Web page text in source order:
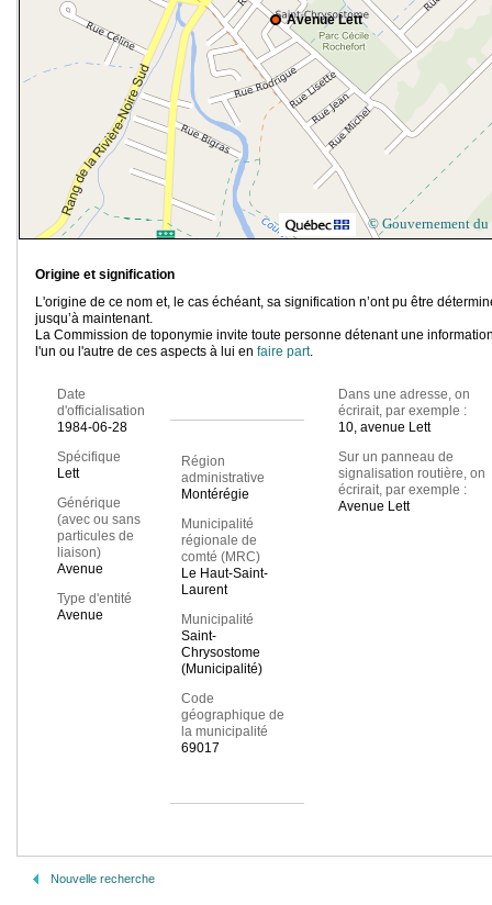
Avenue Lett
© Gouvernement du
Origine et signification
L'origine de ce nom et, le cas échéant, sa signification n’ont pu être
jusqu’à maintenant.
La Commission de toponymie invite toute personne détenant une
l'un ou l'autre de ces aspects à lui en faire part.
Date
d'officialisation
1984-06-28
Spécifique
Lett
Générique
(avec ou sans
particules de
liaison)
Avenue
Type d'entité
Avenue
Région
administrative
Montérégie
Municipalité
régionale de
comté (MRC)
Le Haut-Saint-
Laurent
Municipalité
Saint-
Chrysostome
(Municipalité)
Code
géographique de
la municipalité
69017
Dans une adresse, on
écrirait, par exemple :
10, avenue Lett
Sur un panneau de
signalisation routière, on
écrirait, par exemple :
Avenue Lett
Nouvelle recherche